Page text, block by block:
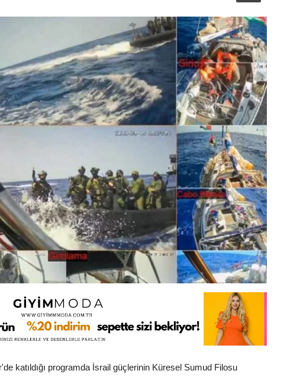
katıldığı programda İsrail güçlerinin Küresel Sumud Filosu